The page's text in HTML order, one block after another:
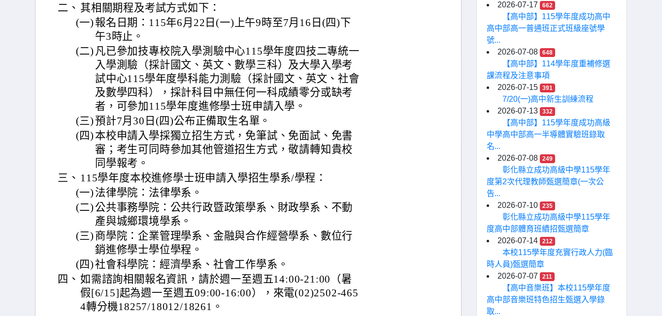
二、 其相關期程及考試方式如下：
(一) 報名日期：115年6月22日(一)上午9時至7月16日(四)下
午3時止。
(二) 凡已參加技專校院入學測驗中心115學年度四技二專統一
入學測驗（採計國文、英文、數學三科）及大學入學考
試中心115學年度學科能力測驗（採計國文、英文、社會
及數學四科），採計科目中無任何一科成績零分或缺考
者，可參加115學年度進修學士班申請入學。
(三)預計7月30日(四)公布正備取生名單。
(四) 本校申請入學採獨立招生方式，免筆試、免面試、免書
審；考生可同時參加其他管道招生方式，敬請轉知貴校
同學報考。
三、 115學年度本校進修學士班申請入學招生學系/學程：
(一) 法律學院：法律學系。
(二) 公共事務學院：公共行政暨政策學系、財政學系、不動
產與城鄉環境學系。
(三) 商學院：企業管理學系、金融與合作經營學系、數位行
銷進修學士學位學程。
(四)社會科學院：經濟學系、社會工作學系。
四、 如需諮詢相關報名資訊，請於週一至週五14:00-21:00（暑
假[6/15]起為週一至週五09:00-16:00），來電(02)2502-465
4轉分機18257/18012/18261。
2026-07-17
662
【高中部】115學年度成功高中
高中部高一普通班正式班級座號學
號...
2026-07-08
648
【高中部】114學年度重補修選
課流程及注意事項
2026-07-15
391
7/20(一)高中新生訓練流程
2026-07-13
332
【高中部】115學年度成功高級
中學高中部高一半導體實驗班錄取
名...
2026-07-08
249
彰化縣立成功高級中學115學年
度第2次代理教師甄選簡章(一次公
告...
2026-07-10
235
彰化縣立成功高級中學115學年
度高中部體育班續招甄選簡章
2026-07-14
212
本校115學年度充實行政人力(臨
時人員)甄選簡章
2026-07-07
211
【高中音樂班】本校115學年度
高中部音樂班特色招生甄選入學錄
取...